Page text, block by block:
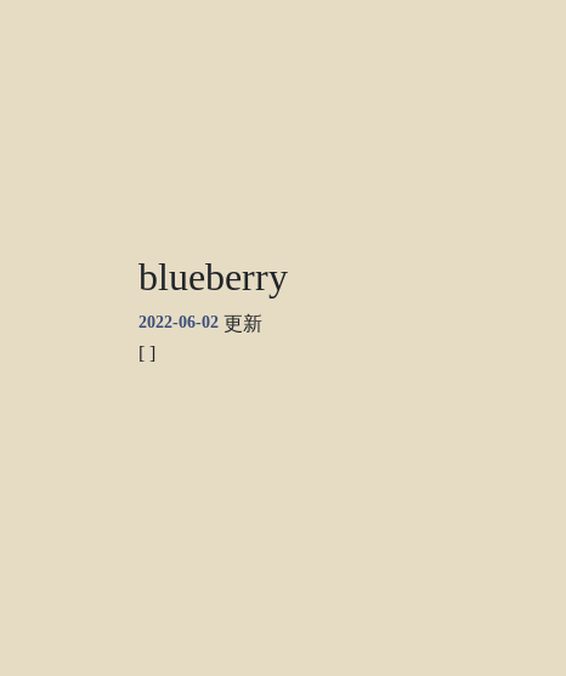
blueberry
2022-06-02 更新
[ ]